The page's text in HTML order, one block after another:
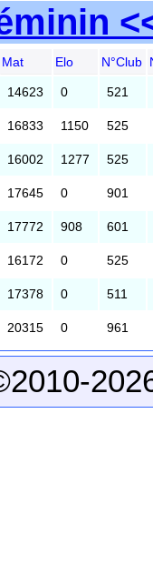
Mat Elo N°Club
14623 0 521
16833 1150 525
16002 1277 525
17645 0 901
17772 908 601
16172 0 525
17378 0 511
20315 0 961